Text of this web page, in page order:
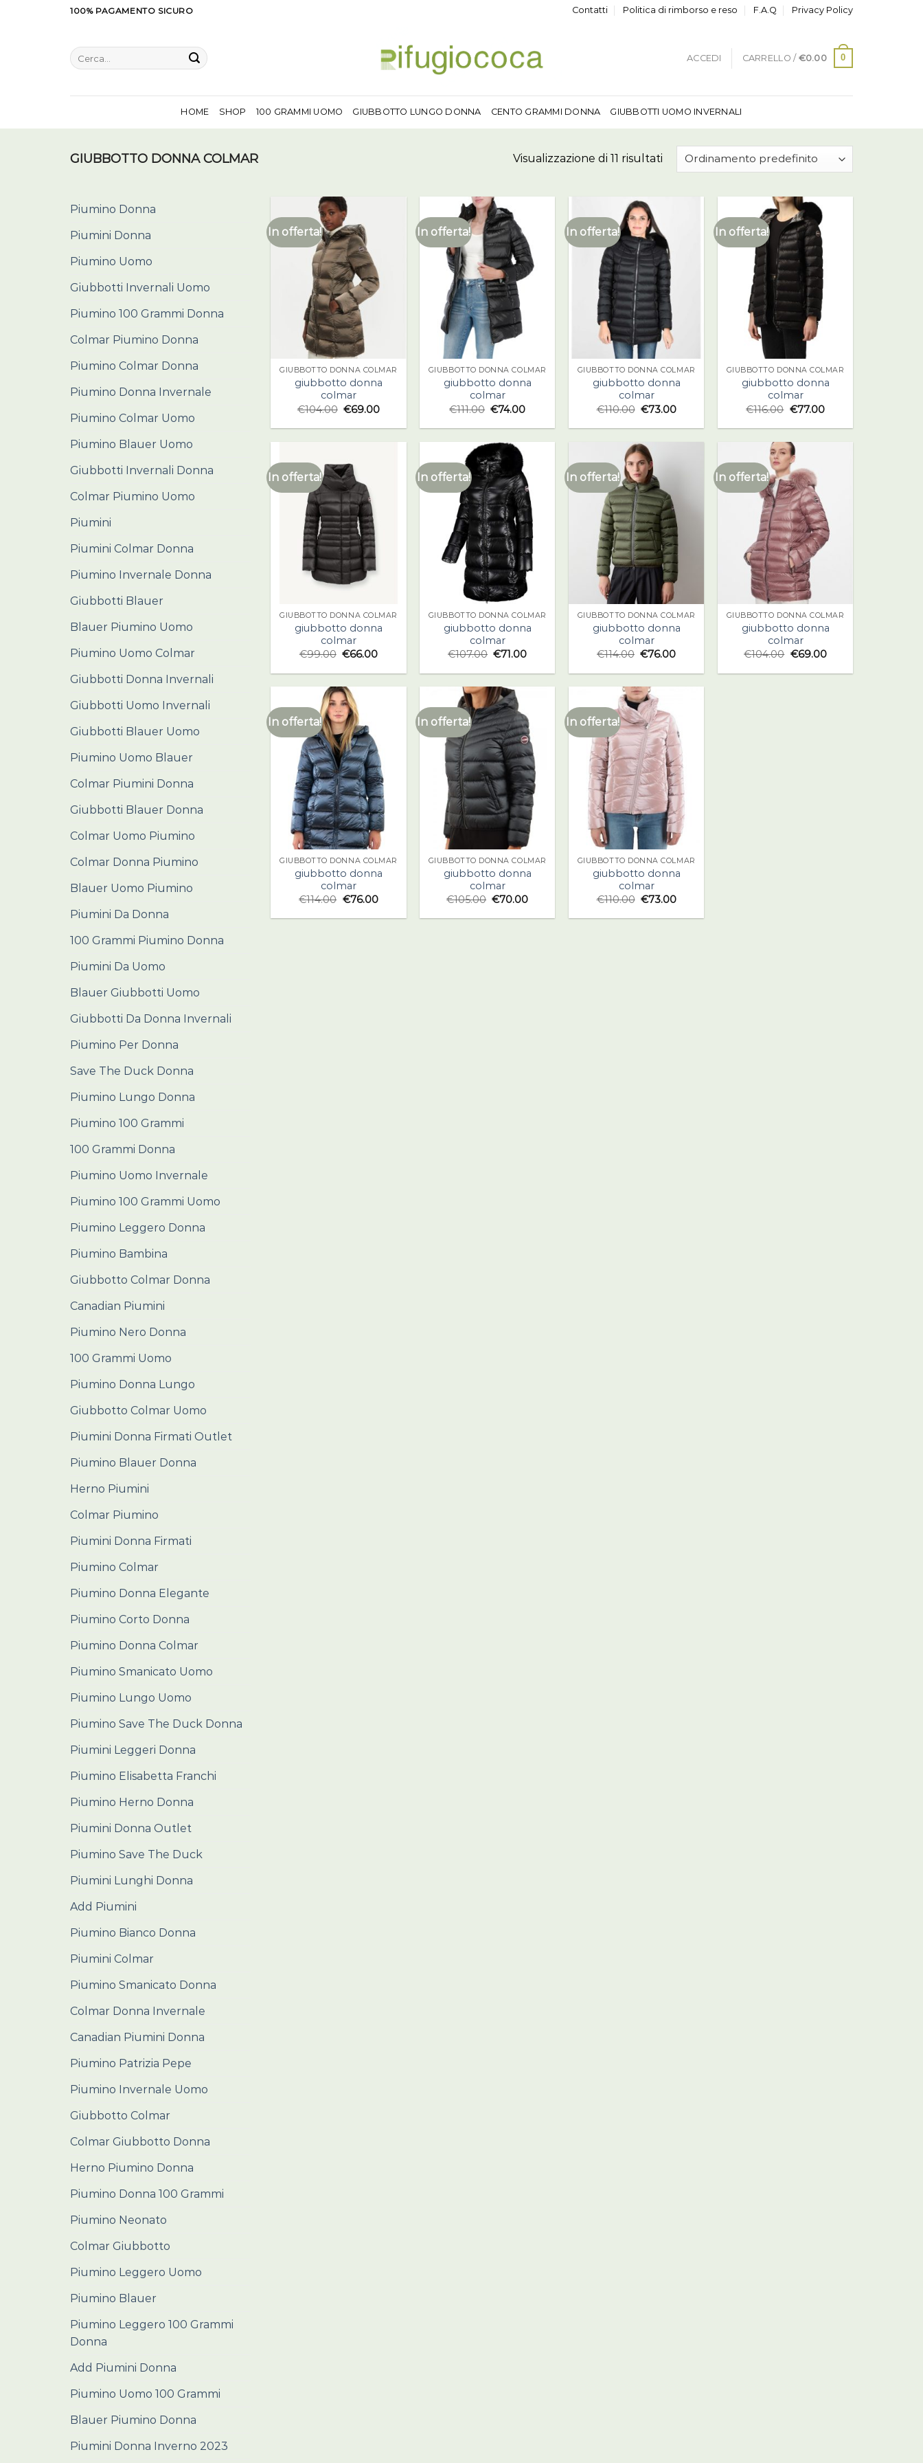
100% PAGAMENTO SICURO Contatti Politica di rimborso e reso F.A.Q Privacy Policy
Cerca:
ACCEDI CARRELLO / €0.00 0
HOME SHOP 100 GRAMMI UOMO GIUBBOTTO LUNGO DONNA CENTO GRAMMI DONNA GIUBBOTTI UOMO INVERNALI
GIUBBOTTO DONNA COLMAR Visualizzazione di 11 risultati
Piumino Donna
Piumini Donna
Piumino Uomo
Giubbotti Invernali Uomo
Piumino 100 Grammi Donna
Colmar Piumino Donna
Piumino Colmar Donna
Piumino Donna Invernale
Piumino Colmar Uomo
Piumino Blauer Uomo
Giubbotti Invernali Donna
Colmar Piumino Uomo
Piumini
Piumini Colmar Donna
Piumino Invernale Donna
Giubbotti Blauer
Blauer Piumino Uomo
Piumino Uomo Colmar
Giubbotti Donna Invernali
Giubbotti Uomo Invernali
Giubbotti Blauer Uomo
Piumino Uomo Blauer
Colmar Piumini Donna
Giubbotti Blauer Donna
Colmar Uomo Piumino
Colmar Donna Piumino
Blauer Uomo Piumino
Piumini Da Donna
100 Grammi Piumino Donna
Piumini Da Uomo
Blauer Giubbotti Uomo
Giubbotti Da Donna Invernali
Piumino Per Donna
Save The Duck Donna
Piumino Lungo Donna
Piumino 100 Grammi
100 Grammi Donna
Piumino Uomo Invernale
Piumino 100 Grammi Uomo
Piumino Leggero Donna
Piumino Bambina
Giubbotto Colmar Donna
Canadian Piumini
Piumino Nero Donna
100 Grammi Uomo
Piumino Donna Lungo
Giubbotto Colmar Uomo
Piumini Donna Firmati Outlet
Piumino Blauer Donna
Herno Piumini
Colmar Piumino
Piumini Donna Firmati
Piumino Colmar
Piumino Donna Elegante
Piumino Corto Donna
Piumino Donna Colmar
Piumino Smanicato Uomo
Piumino Lungo Uomo
Piumino Save The Duck Donna
Piumini Leggeri Donna
Piumino Elisabetta Franchi
Piumino Herno Donna
Piumini Donna Outlet
Piumino Save The Duck
Piumini Lunghi Donna
Add Piumini
Piumino Bianco Donna
Piumini Colmar
Piumino Smanicato Donna
Colmar Donna Invernale
Canadian Piumini Donna
Piumino Patrizia Pepe
Piumino Invernale Uomo
Giubbotto Colmar
Colmar Giubbotto Donna
Herno Piumino Donna
Piumino Donna 100 Grammi
Piumino Neonato
Colmar Giubbotto
Piumino Leggero Uomo
Piumino Blauer
Piumino Leggero 100 Grammi
Donna
Add Piumini Donna
Piumino Uomo 100 Grammi
Blauer Piumino Donna
Piumini Donna Inverno 2023
In offerta!
GIUBBOTTO DONNA COLMAR
giubbotto donna
colmar
€104.00 €69.00
In offerta!
GIUBBOTTO DONNA COLMAR
giubbotto donna
colmar
€111.00 €74.00
In offerta!
GIUBBOTTO DONNA COLMAR
giubbotto donna
colmar
€110.00 €73.00
In offerta!
GIUBBOTTO DONNA COLMAR
giubbotto donna
colmar
€116.00 €77.00
In offerta!
GIUBBOTTO DONNA COLMAR
giubbotto donna
colmar
€99.00 €66.00
In offerta!
GIUBBOTTO DONNA COLMAR
giubbotto donna
colmar
€107.00 €71.00
In offerta!
GIUBBOTTO DONNA COLMAR
giubbotto donna
colmar
€114.00 €76.00
In offerta!
GIUBBOTTO DONNA COLMAR
giubbotto donna
colmar
€104.00 €69.00
In offerta!
GIUBBOTTO DONNA COLMAR
giubbotto donna
colmar
€114.00 €76.00
In offerta!
GIUBBOTTO DONNA COLMAR
giubbotto donna
colmar
€105.00 €70.00
In offerta!
GIUBBOTTO DONNA COLMAR
giubbotto donna
colmar
€110.00 €73.00